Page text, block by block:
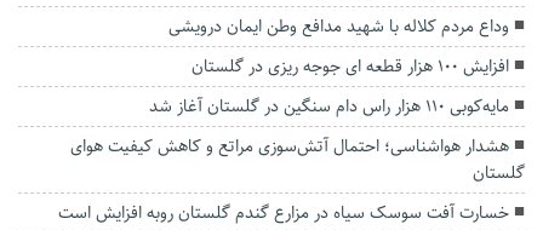
وداع مردم کلاله با شهید مدافع وطن ایمان درویشی
افزایش ۱۰۰ هزار قطعه ای جوجه ریزی در گلستان
مایه‌کوبی ۱۱۰ هزار راس دام سنگین در گلستان آغاز شد
هشدار هواشناسی؛ احتمال آتش‌سوزی مراتع و کاهش کیفیت هوای
گلستان
خسارت آفت سوسک سیاه در مزارع گندم گلستان روبه افزایش است